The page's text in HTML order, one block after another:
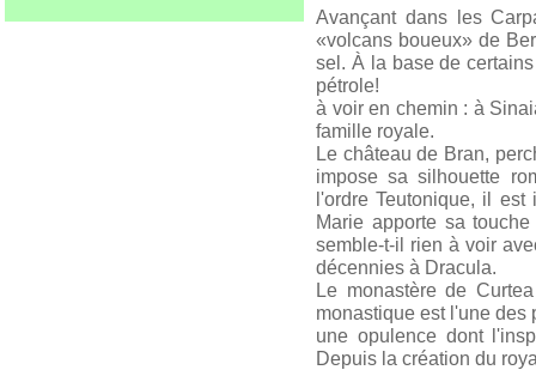
Avançant dans les
«volcans boueux» de
sel. À la base de
pétrole!
à voir en chemin : à
famille royale.
Le château de Bran,
impose sa silhouette
l'ordre Teutonique, il
Marie apporte sa
semble-t-il rien à voir
décennies à Dracula.
Le monastère de
monastique est l'une des
une opulence dont
Depuis la création du